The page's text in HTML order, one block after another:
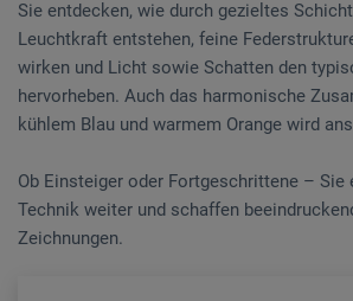
Sie entdecken, wie durch gezieltes
Leuchtkraft entstehen, feine
wirken und Licht sowie Schatten den
hervorheben. Auch das harmonische
kühlem Blau und warmem Orange wird
Ob Einsteiger oder Fortgeschrittene – Sie
Technik weiter und schaffen
Zeichnungen.